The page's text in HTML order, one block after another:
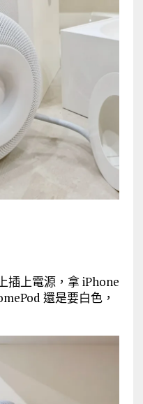
插上電源，拿 iPhone
還是要白色，